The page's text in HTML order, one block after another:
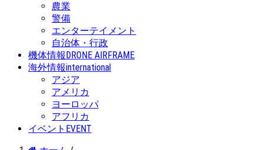
農業
警備
エンターテイメント
自治体・行政
機体情報DRONE AIRFRAME
海外情報international
アジア
アメリカ
ヨーロッパ
アフリカ
イベント EVENT